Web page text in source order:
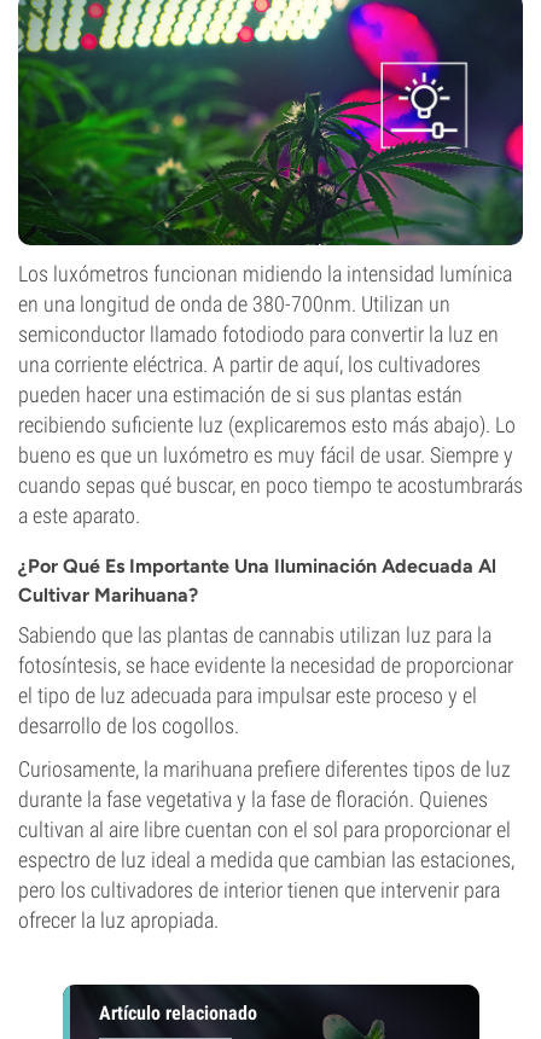
Los luxómetros funcionan midiendo la intensidad lumínica
en una longitud de onda de 380-700nm. Utilizan un
semiconductor llamado fotodiodo para convertir la luz en
una corriente eléctrica. A partir de aquí, los cultivadores
pueden hacer una estimación de si sus plantas están
recibiendo suficiente luz (explicaremos esto más abajo). Lo
bueno es que un luxómetro es muy fácil de usar. Siempre y
cuando sepas qué buscar, en poco tiempo te acostumbrarás
a este aparato.
¿Por Qué Es Importante Una Iluminación Adecuada Al
Cultivar Marihuana?
Sabiendo que las plantas de cannabis utilizan luz para la
fotosíntesis, se hace evidente la necesidad de proporcionar
el tipo de luz adecuada para impulsar este proceso y el
desarrollo de los cogollos.
Curiosamente, la marihuana prefiere diferentes tipos de luz
durante la fase vegetativa y la fase de floración. Quienes
cultivan al aire libre cuentan con el sol para proporcionar el
espectro de luz ideal a medida que cambian las estaciones,
pero los cultivadores de interior tienen que intervenir para
ofrecer la luz apropiada.
Artículo relacionado